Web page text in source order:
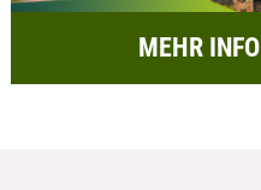
MEHR INFO